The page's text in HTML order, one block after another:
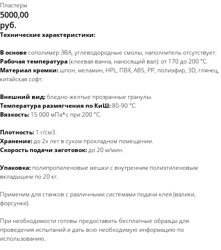
Пластерм
5000,00
руб.
Технические характеристики:
В основесополимер ЭВА, углеводородные смолы, наполнитель отсутствует.
Рабочая температура(клеевая ванна, наносящий вал): от 170 до 200 °С.
Материал кромки: шпон, меламин, HPL, ПВХ, ABS, PP, полиэфир, 3D, глянец,
китайская софт.
Внешний вид:бледно-желтые прозрачные гранулы.
Температура размягчения по КиШ:80-90 °С.
Вязкость: 15 000 мПа*с при 200 °С.
Плотность: 1 г/см3.
Хранение:до 2х лет в сухом прохладном помещении.
Скорость подачи заготовок:до 20 м/мин.
Упаковка: полипропиленовые мешки с внутренним полиэтиленовым
вкладышем по 20 кг.
Применим для станков с различными системами подачи клея (валики,
форсунки).
При необходимости готовы предоставить бесплатные образцы для
проведения испытаний и дать всю необходимую информацию по
использованию.